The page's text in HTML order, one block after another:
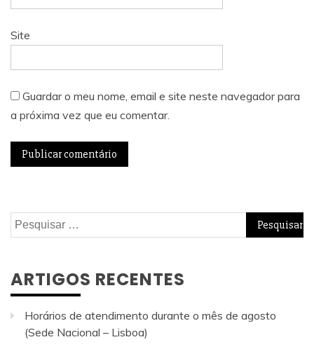
Site
Guardar o meu nome, email e site neste navegador para
a próxima vez que eu comentar.
Pesquisar
por:
ARTIGOS RECENTES
Horários de atendimento durante o mês de agosto
(Sede Nacional – Lisboa)